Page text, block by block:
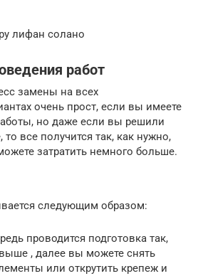
лифан солано
работ
замены на всех
очень прост, если вы имеете
но даже если вы решили
все получится так, как нужно,
затратить немного больше.
следующим образом:
проводится подготовка так,
, далее вы можете снять
или открутить крепеж и